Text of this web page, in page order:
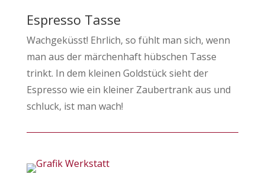
Espresso Tasse
Wachgeküsst! Ehrlich, so fühlt man sich, wenn
man aus der märchenhaft hübschen Tasse
trinkt. In dem kleinen Goldstück sieht der
Espresso wie ein kleiner Zaubertrank aus und
schluck, ist man wach!